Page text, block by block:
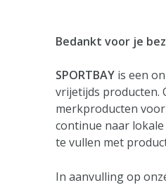
Bedankt voor je
SPORTBAY is een
vrijetijds producten.
merkproducten
continue naar
te vullen met
In aanvulling op